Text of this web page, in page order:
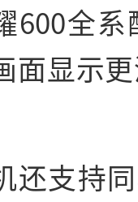
600全
面显示
还支持